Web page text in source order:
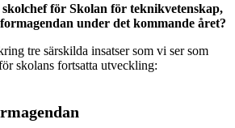
för Skolan för teknikvetenskap,
under det kommande året?
tre särskilda insatser som vi ser som
skolans fortsatta utveckling: